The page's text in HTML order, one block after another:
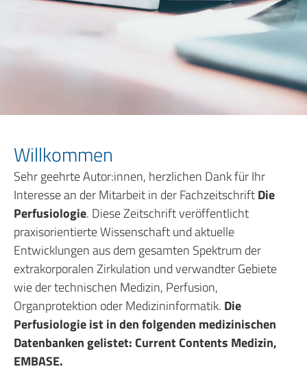
Willkommen
Sehr geehrte Autor:innen, herzlichen Dank für Ihr
Interesse an der Mitarbeit in der FachzeitschriftDie
Perfusiologie. Diese Zeitschrift veröffentlicht
praxisorientierte Wissenschaft und aktuelle
Entwicklungen aus dem gesamten Spektrum der
extrakorporalen Zirkulation und verwandter Gebiete
wie der technischen Medizin, Perfusion,
Organprotektion oder Medizininformatik. Die
Perfusiologie ist in den folgenden medizinischen
Datenbanken gelistet: Current Contents Medizin,
EMBASE.